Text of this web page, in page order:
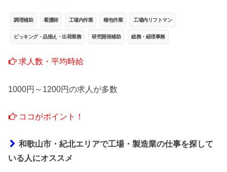
調理補助 看護師 工場内作業 梱包作業 工場内リフトマン
ピッキング・品揃え・出荷業務 研究開発補助 総務・経理事務
求人数・平均時給
1000円～1200円の求人が多数
ココがポイント！
和歌山市・紀北エリアで工場・製造業の仕事を探して
いる人にオススメ